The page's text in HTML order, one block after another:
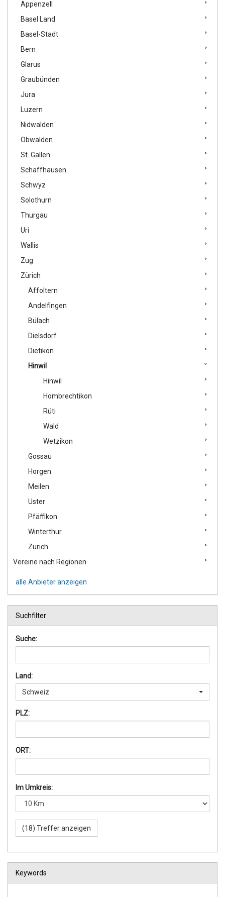
Appenzell
Basel Land
Basel-Stadt
Bern
Glarus
Graubünden
Jura
Luzern
Nidwalden
Obwalden
St. Gallen
Schaffhausen
Schwyz
Solothurn
Thurgau
Uri
Wallis
Zug
Zürich
Affoltern
Andelfingen
Bülach
Dielsdorf
Dietikon
Hinwil
Hinwil
Hombrechtikon
Rüti
Wald
Wetzikon
Gossau
Horgen
Meilen
Uster
Pfäffikon
Winterthur
Zürich
Vereine nach Regionen
alle Anbieter anzeigen
Suchfilter
Suche:
Land:
Schweiz
PLZ:
ORT:
Im Umkreis:
Keywords